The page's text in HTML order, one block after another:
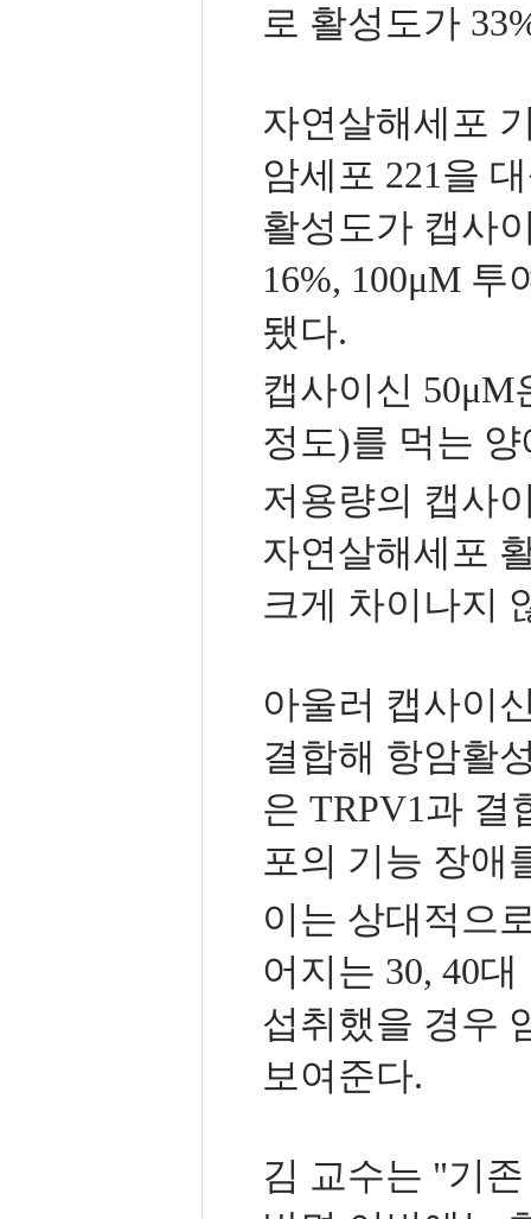
로 활성도가
자연살해세포
암세포 221을
활성도가 캡사
16%, 100μM
됐다.
캡사이신 50μM
정도)를 먹는
저용량의 캡사
자연살해세포
크게 차이나지
아울러 캡사이
결합해 항암활
은 TRPV1과 결
포의 기능 장애
이는 상대적으
어지는 30, 40
섭취했을 경우
보여준다.
김 교수는 "기